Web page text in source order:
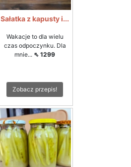
Sałatka z kapusty i...
Wakacje to dla wielu
czas odpoczynku. Dla
mnie... ⇖ 1299
Zobacz przepis!